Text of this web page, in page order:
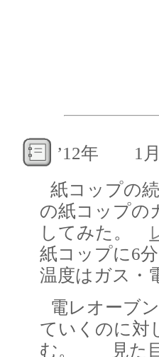
’12年 1月
紙コップの
の紙コップの
してみた。
紙コップに6
温度はガス・
電レオーブ
ていくのに対
む。 見た目